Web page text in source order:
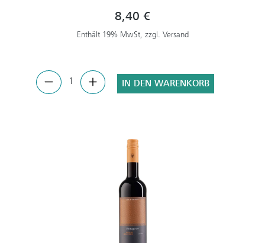
8,40 €
Enthält 19% MwSt, zzgl. Versand
IN DEN WARENKORB